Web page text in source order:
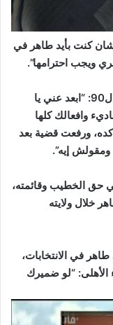
كنت بأيد طاهر في
ويجب احترامها”.
وأضاف صاحب هدف مصر الشهير في مونديال90: “ابعد عني يا
وافعالك كلها
ورفعت قضية بعد
إيه”.
حق الخطيب وقائمته،
خلال ولايته
في الانتخابات،
الأهلى: “لو ضميرك